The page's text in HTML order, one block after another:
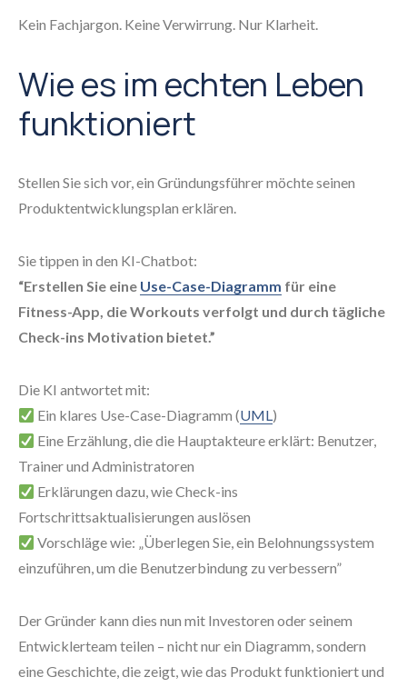
Kein Fachjargon. Keine Verwirrung. Nur Klarheit.
Wie es im echten Leben
funktioniert
Stellen Sie sich vor, ein Gründungsführer möchte seinen
Produktentwicklungsplan erklären.
Sie tippen in den KI-Chatbot:
“Erstellen Sie eine Use-Case-Diagramm für eine
Fitness-App, die Workouts verfolgt und durch tägliche
Check-ins Motivation bietet.”
Die KI antwortet mit:
Ein klares Use-Case-Diagramm (UML)
Eine Erzählung, die die Hauptakteure erklärt: Benutzer,
Trainer und Administratoren
Erklärungen dazu, wie Check-ins
Fortschrittsaktualisierungen auslösen
Vorschläge wie: „Überlegen Sie, ein Belohnungssystem
einzuführen, um die Benutzerbindung zu verbessern”
Der Gründer kann dies nun mit Investoren oder seinem
Entwicklerteam teilen – nicht nur ein Diagramm, sondern
eine Geschichte, die zeigt, wie das Produkt funktioniert und